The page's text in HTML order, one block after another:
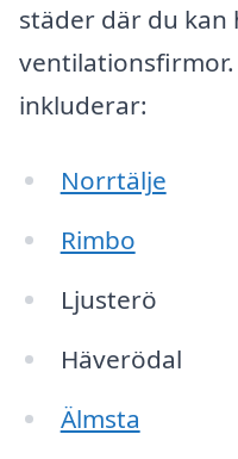
städer där du
inkluderar:
Norrtälje
Rimbo
Ljusterö
Häverödal
Älmsta